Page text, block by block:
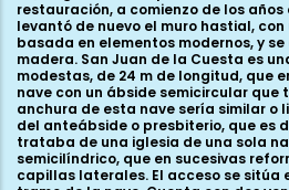
restauración, a comienzo de los años
levantó de nuevo el muro hastial,
basada en elementos modernos, y
madera. San Juan de la Cuesta es
modestas, de 24 m de longitud, que
nave con un ábside semicircular que
anchura de esta nave sería similar o
del anteábside o presbiterio, que es
trataba de una iglesia de una sola
semicilíndrico, que en sucesivas
capillas laterales. El acceso se sitúa